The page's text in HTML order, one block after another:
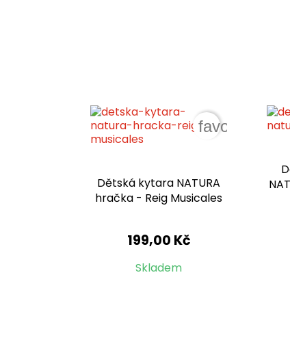
Dětská kytara NATURA
hračka - Reig Musicales
199,00 Kč
Skladem